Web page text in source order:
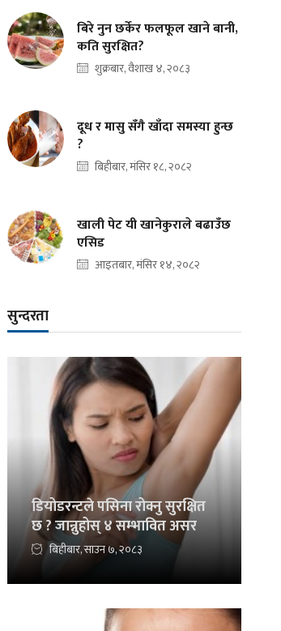
बिरे नुन छर्केर फलफूल खाने बानी,
कति सुरक्षित?
शुक्रबार, वैशाख ४, २०८३
दूध र मासु सँगै खाँदा समस्या हुन्छ
?
बिहीबार, मंसिर १८, २०८२
खाली पेट यी खानेकुराले बढाउँछ
एसिड
आइतबार, मंसिर १४, २०८२
सुन्दरता
डियोडरन्टले पसिना रोक्नु सुरक्षित
छ ? जान्नुहोस् ४ सम्भावित असर
बिहीबार, साउन ७, २०८३